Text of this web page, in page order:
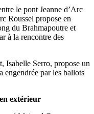
le pont Jeanne d’Arc
Roussel propose en
du Brahmapoutre et
à la rencontre des
Isabelle Serro, propose un
engendrée par les ballots
extérieur